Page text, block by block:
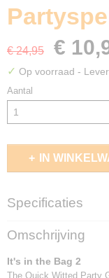
€ 24,95 €
✓ Op voorraad -
Aantal
IN
Specificaties
EAN code
850008503184
Omschrijving
It's in the Bag 2
The Quick Witted Party